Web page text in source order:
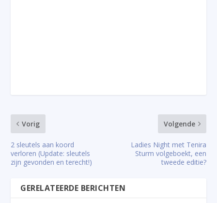
Vorig
2 sleutels aan koord
verloren (Update: sleutels
zijn gevonden en terecht!)
Volgende
Ladies Night met Tenira
Sturm volgeboekt, een
tweede editie?
GERELATEERDE BERICHTEN